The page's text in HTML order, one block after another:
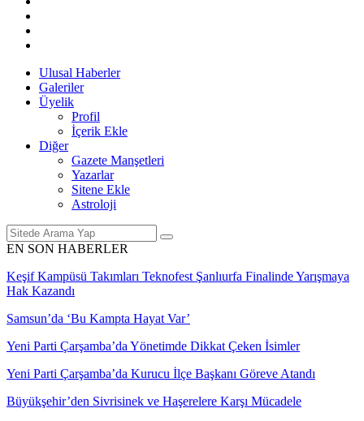
Ulusal Haberler
Galeriler
Üyelik
Profil
İçerik Ekle
Diğer
Gazete Manşetleri
Yazarlar
Sitene Ekle
Astroloji
EN SON HABERLER
Keşif Kampüsü Takımları Teknofest Şanlıurfa Finalinde Yarışmaya
Hak Kazandı
Samsun’da ‘Bu Kampta Hayat Var’
Yeni Parti Çarşamba’da Yönetimde Dikkat Çeken İsimler
Yeni Parti Çarşamba’da Kurucu İlçe Başkanı Göreve Atandı
Büyükşehir’den Sivrisinek ve Haşerelere Karşı Mücadele